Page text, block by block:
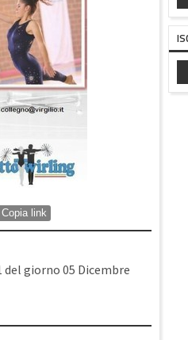
Copia link
del giorno 05 Dicembre